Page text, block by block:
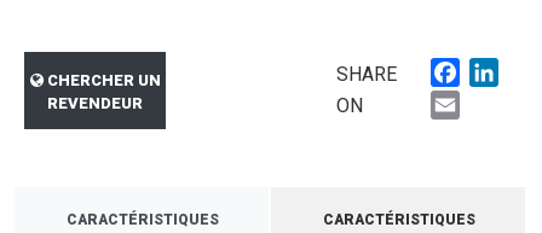
CHERCHER UN
REVENDEUR
SHARE
ON
CARACTÉRISTIQUES
CARACTÉRISTIQUES